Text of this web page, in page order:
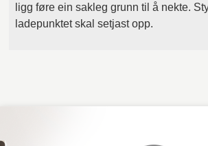
ligg føre ein sakleg grunn til å nekte.
ladepunktet skal setjast opp.